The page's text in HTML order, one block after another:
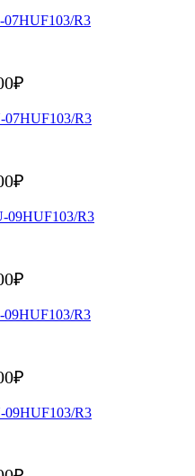
R3
₽
07HUF103/R3
₽
09HUF103/R3
₽
R3
₽
09HUF103/R3